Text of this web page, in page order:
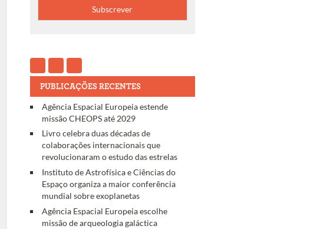
PUBLICAÇÕES RECENTES
Agência Espacial Europeia estende
missão CHEOPS até 2029
Livro celebra duas décadas de
colaborações internacionais que
revolucionaram o estudo das estrelas
Instituto de Astrofísica e Ciências do
Espaço organiza a maior conferência
mundial sobre exoplanetas
Agência Espacial Europeia escolhe
missão de arqueologia galáctica